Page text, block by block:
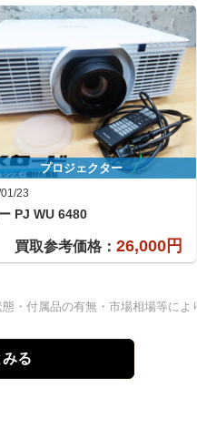
プロジェクター
23
PJ WU 6480
買取参考価格：26,000円
・付属品の有無・市場相場等によ
る